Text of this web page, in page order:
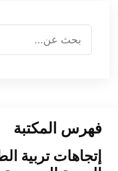
فهرس المكتبة
إتجاهات تربية